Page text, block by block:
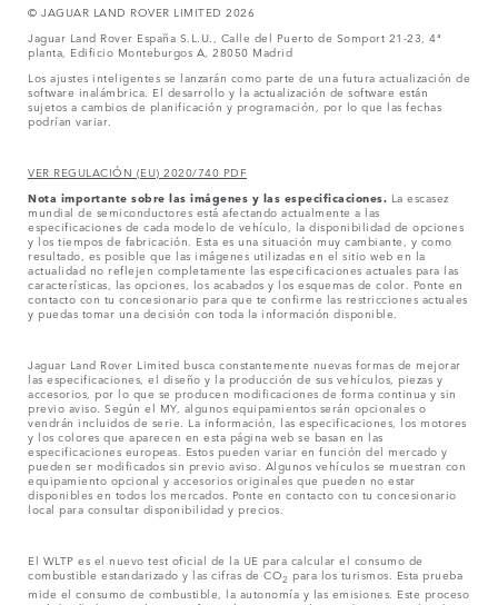
© JAGUAR LAND ROVER LIMITED 2026
Jaguar Land Rover España S.L.U., Calle del Puerto de Somport 21-23, 4ª
planta, Edificio Monteburgos A, 28050 Madrid
Los ajustes inteligentes se lanzarán como parte de una futura actualización de
software inalámbrica. El desarrollo y la actualización de software están
sujetos a cambios de planificación y programación, por lo que las fechas
podrían variar.
VER REGULACIÓN (EU) 2020/740 PDF
Nota importante sobre las imágenes y las especificaciones. La escasez
mundial de semiconductores está afectando actualmente a las
especificaciones de cada modelo de vehículo, la disponibilidad de opciones
y los tiempos de fabricación. Esta es una situación muy cambiante, y como
resultado, es posible que las imágenes utilizadas en el sitio web en la
actualidad no reflejen completamente las especificaciones actuales para las
características, las opciones, los acabados y los esquemas de color. Ponte en
contacto con tu concesionario para que te confirme las restricciones actuales
y puedas tomar una decisión con toda la información disponible.
Jaguar Land Rover Limited busca constantemente nuevas formas de mejorar
las especificaciones, el diseño y la producción de sus vehículos, piezas y
accesorios, por lo que se producen modificaciones de forma continua y sin
previo aviso. Según el MY, algunos equipamientos serán opcionales o
vendrán incluidos de serie. La información, las especificaciones, los motores
y los colores que aparecen en esta página web se basan en las
especificaciones europeas. Estos pueden variar en función del mercado y
pueden ser modificados sin previo aviso. Algunos vehículos se muestran con
equipamiento opcional y accesorios originales que pueden no estar
disponibles en todos los mercados. Ponte en contacto con tu concesionario
local para consultar disponibilidad y precios.
El WLTP es el nuevo test oficial de la UE para calcular el consumo de
combustible estandarizado y las cifras de CO2 para los turismos. Esta prueba
mide el consumo de combustible, la autonomía y las emisiones. Este proceso